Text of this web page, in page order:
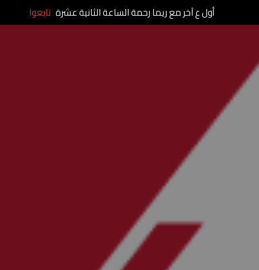
أول ع آخر مع ريما رحمة الساعة الثانية عشرة تابعوا